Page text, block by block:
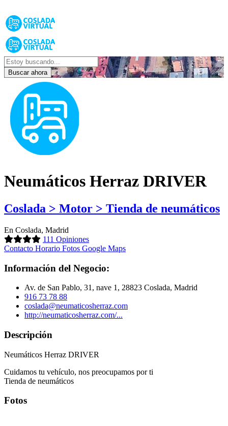
Buscar ahora
Neumáticos Herraz DRIVER
Coslada > Motor > Tienda de neumáticos
En Coslada, Madrid
111 Opiniones
Contacto Horario Fotos Google Maps
Información del Negocio:
Av. de San Pablo, 31, nave 1, 28823 Coslada, Madrid
916 73 78 88
coslada@neumaticosherraz.com
http://neumaticosherraz.com/...
Descripción
Neumáticos Herraz DRIVER
Cuidamos tu vehículo, nos preocupamos por ti
Tienda de neumáticos
Fotos